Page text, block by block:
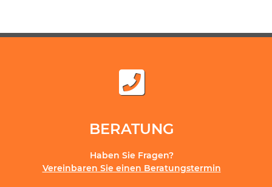
BERATUNG
Haben Sie Fragen?
Vereinbaren Sie einen Beratungstermin